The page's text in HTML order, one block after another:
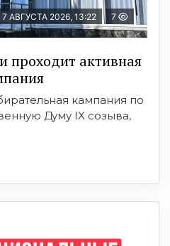
7 АВГУСТА 2026, 13:22 7
проходит активная
кампания по
Думу IX созыва,